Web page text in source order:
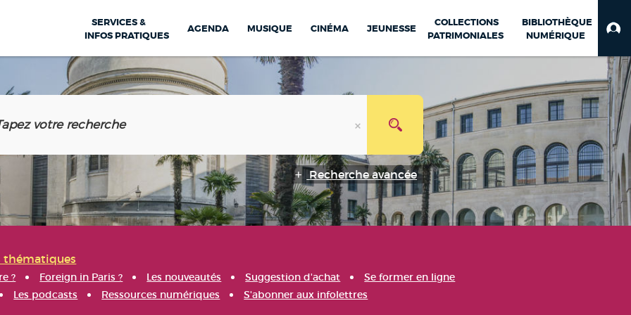
SERVICES &
INFOS PRATIQUES
AGENDA MUSIQUE CINÉMA JEUNESSE
COLLECTIONS
PATRIMONIALES
BIBLIOTHÈQUE
NUMÉRIQUE
Recherche avancée
thématiques
? Foreign in Paris ? Les nouveautés Suggestion d'achat
Se former en ligne
Les podcasts Ressources numériques S'abonner aux infolettres